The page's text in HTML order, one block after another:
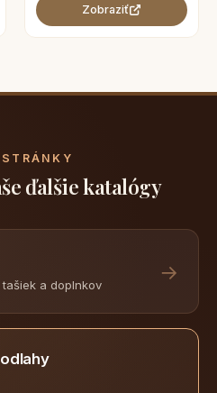
Zobraziť
ďalšie katalógy
a doplnkov
→